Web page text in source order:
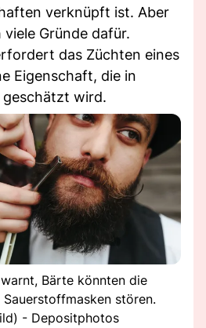
verknüpft ist. Aber
Gründe dafür.
das Züchten eines
Eigenschaft, die in
geschätzt wird.
Bärte könnten die
stören.
- Depositphotos